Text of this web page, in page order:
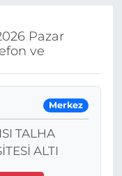
Pazar
ve
Merkez
TALHA
ALTI